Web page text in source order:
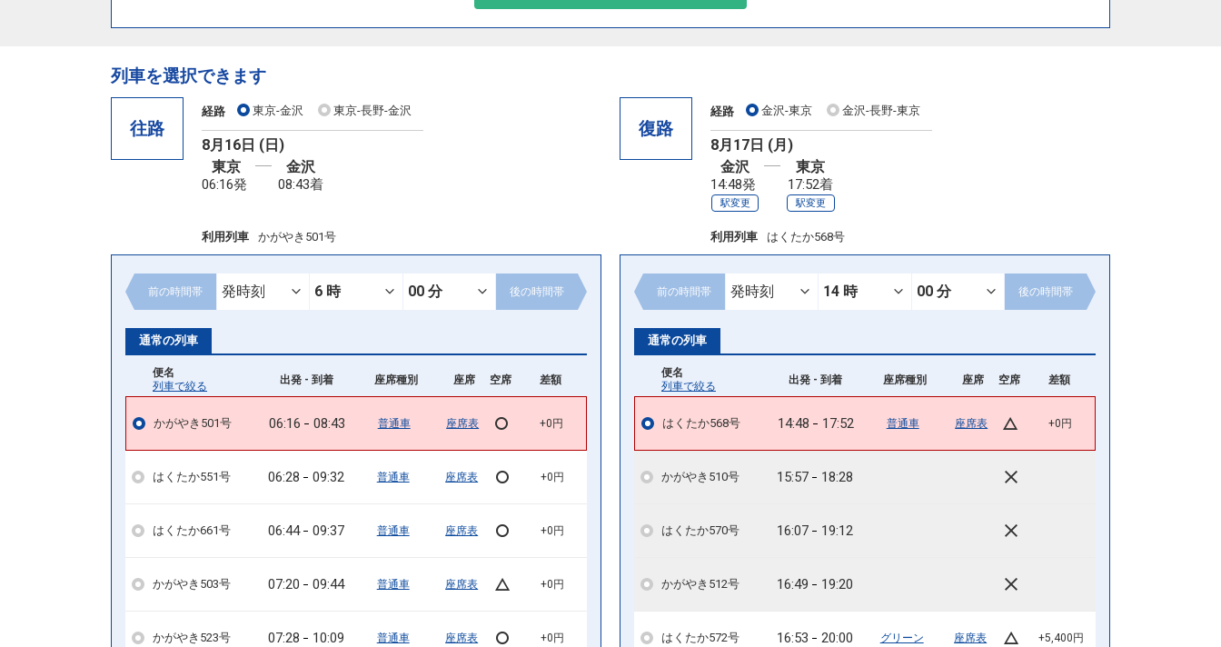
列車を選択できます
往路
経路 東京-金沢 東京-長野-金沢
8月16日 (日)
東京
06:16発
金沢
08:43着
利用列車 かがやき501号
前の時間帯 後の時間帯
通常の列車
便名
列車で絞る
出発 - 到着 座席種別 座席 空席 差額
かがやき501号 06:16 08:43 普通車 座席表 +0円
はくたか551号 06:28 09:32 普通車 座席表 +0円
はくたか661号 06:44 09:37 普通車 座席表 +0円
かがやき503号 07:20 09:44 普通車 座席表 +0円
かがやき523号 07:28 10:09 普通車 座席表 +0円
復路
経路 金沢-東京 金沢-長野-東京
8月17日 (月)
金沢
14:48発
駅変更
東京
17:52着
駅変更
利用列車 はくたか568号
前の時間帯 後の時間帯
通常の列車
便名
列車で絞る
出発 - 到着 座席種別 座席 空席 差額
はくたか568号 14:48 17:52 普通車 座席表 +0円
かがやき510号 15:57 18:28
はくたか570号 16:07 19:12
かがやき512号 16:49 19:20
はくたか572号 16:53 20:00 グリーン 座席表 +5,400円